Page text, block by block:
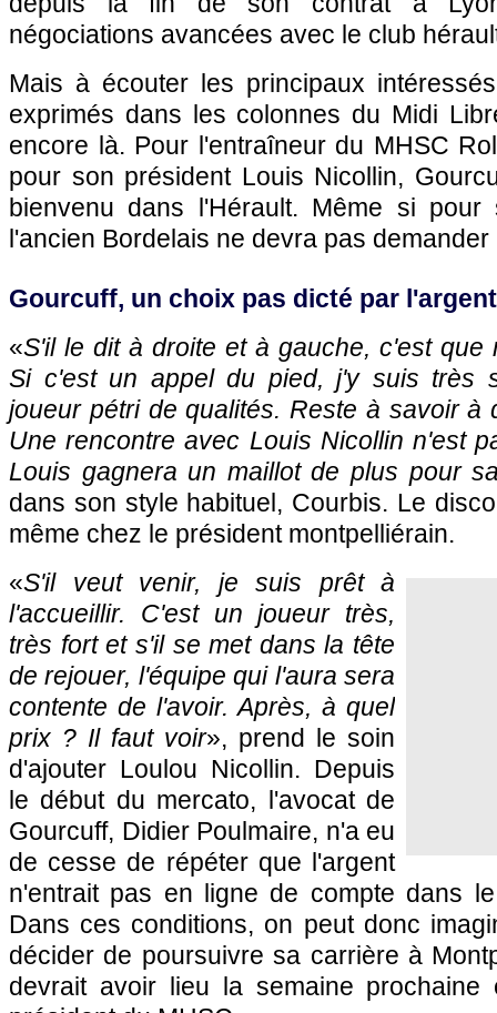
négociations avancées avec le club
Mais à écouter les principaux
exprimés dans les colonnes du Midi
encore là. Pour l'entraîneur du MHSC
pour son président Louis Nicollin,
bienvenu dans l'Hérault. Même si pour
l'ancien Bordelais ne devra pas demander
Gourcuff, un choix pas dicté par l'argent
«S'il le dit à droite et à gauche, c'est que
Si c'est un appel du pied, j'y suis très
joueur pétri de qualités. Reste à savoir à
Une rencontre avec Louis Nicollin n'est
Louis gagnera un maillot de plus pour
dans son style habituel, Courbis. Le
même chez le président montpelliérain.
«S'il veut venir, je suis prêt à
l'accueillir. C'est un joueur très,
très fort et s'il se met dans la tête
de rejouer, l'équipe qui l'aura sera
contente de l'avoir. Après, à quel
prix ? Il faut voir», prend le soin
d'ajouter Loulou Nicollin. Depuis
le début du mercato, l'avocat de
Gourcuff, Didier Poulmaire, n'a eu
de cesse de répéter que l'argent
n'entrait pas en ligne de compte dans
Dans ces conditions, on peut donc
décider de poursuivre sa carrière à
devrait avoir lieu la semaine